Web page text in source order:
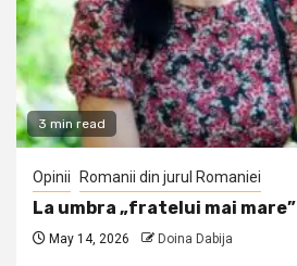
3 min read
Opinii Romanii din jurul Romaniei
La umbra „fratelui mai mare”
May 14, 2026 Doina Dabija